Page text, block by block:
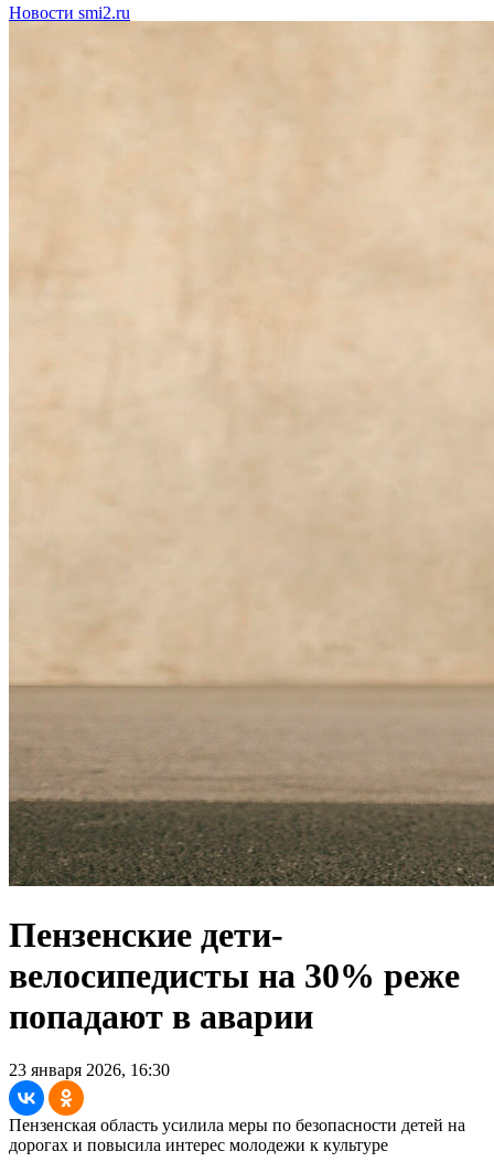
Новости smi2.ru
Пензенские дети-
велосипедисты на 30% реже
попадают в аварии
23 января 2026, 16:30
Пензенская область усилила меры по безопасности детей на
дорогах и повысила интерес молодежи к культуре